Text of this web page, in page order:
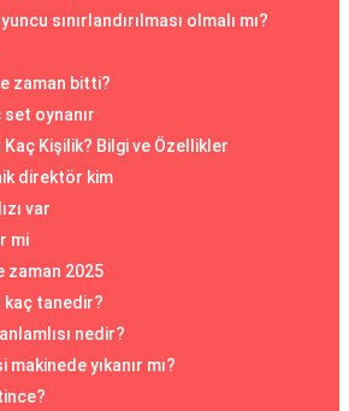
sınırlandırılması olmalı mı?
zaman bitti?
oynanır
Kişilik? Bilgi ve Özellikler
direktör kim
var
mi
zaman 2025
kaç tanedir?
nedir?
yıkanır mı?